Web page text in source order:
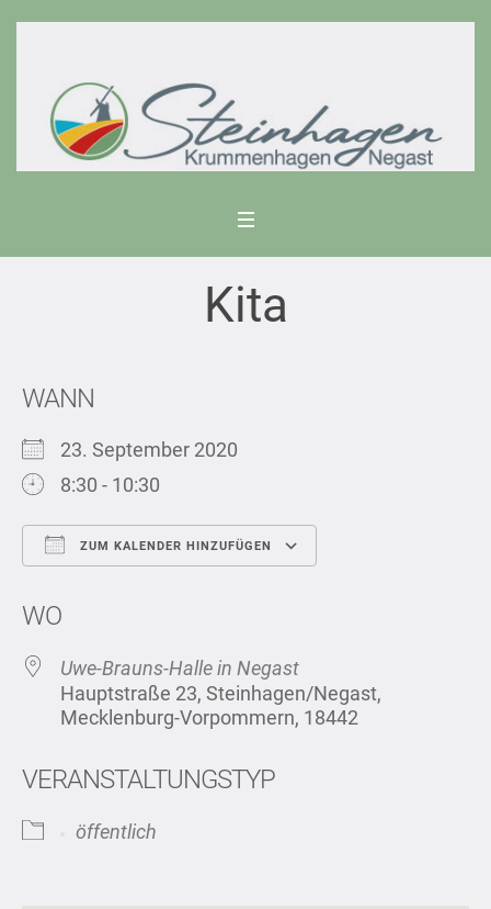
Kita
WANN
23. September 2020
8:30 - 10:30
ZUM KALENDER HINZUFÜGEN
WO
Uwe-Brauns-Halle in Negast
Hauptstraße 23, Steinhagen/Negast,
Mecklenburg-Vorpommern, 18442
VERANSTALTUNGSTYP
öffentlich